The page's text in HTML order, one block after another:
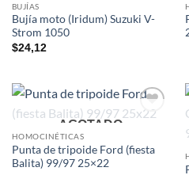
BUJÍAS
Bujía moto (Iridum) Suzuki V-
Strom 1050
$24,12
AGOTADO
HOMOCINÉTICAS
Punta de tripoide Ford (fiesta
Balita) 99/97 25×22